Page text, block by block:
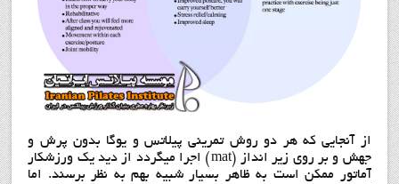
از آنجایی که هر دو روش تمرینی پیلاتس و یوگا بدون پرش و
جهش و بر روی زیر انداز (mat) اجرا میگردد از دید یک ورزشکار
آماتور ممکن است به ظاهر بسیار شبیه بهم به نظر برسند. اما